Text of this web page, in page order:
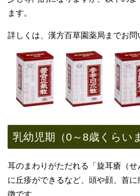
ます。
詳しくは、漢方百草園薬局までお問
乳幼児期（0～8歳くらい
耳のまわりがただれる「旋耳瘡（
に丘疹ができるなど、頭や顔、首
徴です。